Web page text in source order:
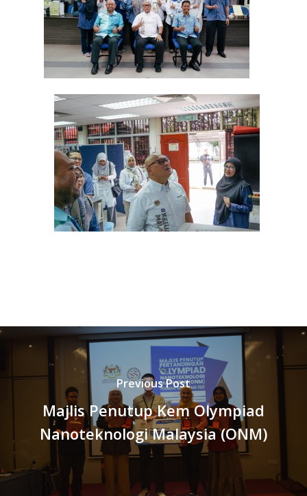
Previous Post
Majlis Penutup Kem Olympiad
Nanoteknologi Malaysia (ONM)